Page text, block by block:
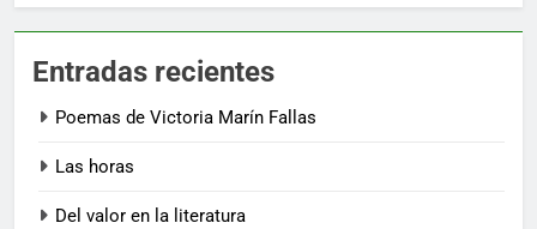
Entradas recientes
Poemas de Victoria Marín Fallas
Las horas
Del valor en la literatura